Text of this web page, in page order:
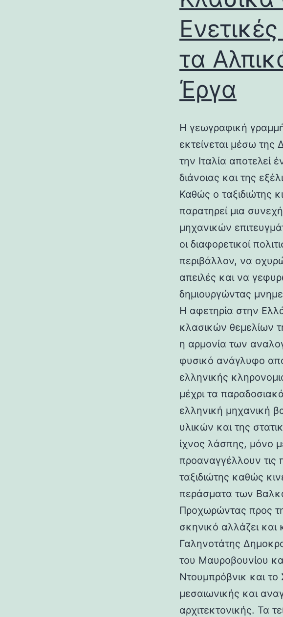
τα
Έργα
Η γεωγραφική
εκτείνεται μέσω
την Ιταλία αποτελεί
διάνοιας και της
Καθώς ο ταξιδιώτης
παρατηρεί μια
μηχανικών
οι διαφορετικοί
περιβάλλον, να
απειλές και να
δημιουργώντας
Η αφετηρία στην
κλασικών θεμελίων
η αρμονία των
φυσικό ανάγλυφο
ελληνικής
μέχρι τα
ελληνική μηχανική
υλικών και της
ίχνος λάσπης, μόνο
προαναγγέλλουν τις
ταξιδιώτης καθώς
περάσματα των
Προχωρώντας προς
σκηνικό αλλάζει και
Γαληνοτάτης
του Μαυροβουνίου
Ντουμπρόβνικ και το
μεσαιωνικής και
αρχιτεκτονικής. Τα